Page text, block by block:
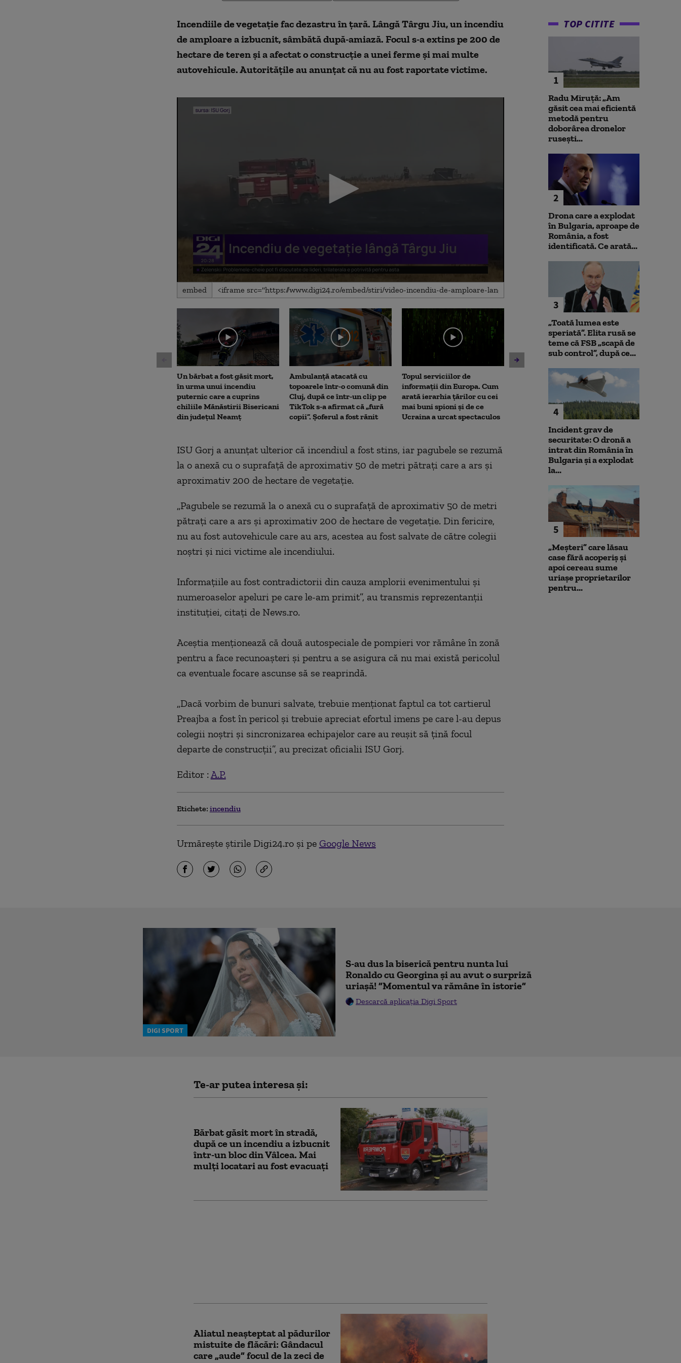
Incendiile de vegetație fac dezastru în țară. Lângă Târgu Jiu, un incendiu
de amploare a izbucnit, sâmbătă după-amiază. Focul s-a extins pe 200 de
hectare de teren şi a afectat o construcţie a unei ferme şi mai multe
autovehicule. Autorităţile au anunţat că nu au fost raportate victime.
0
seconds
52
90%
embed
Un bărbat a fost găsit mort,
în urma unui incendiu
puternic care a cuprins
chiliile Mănăstirii Bisericani
din județul Neamț
Ambulanţă atacată cu
topoarele într-o comună din
Cluj, după ce într-un clip pe
TikTok s-a afirmat că „fură
copii”. Șoferul a fost rănit
Topul serviciilor de
informații din Europa. Cum
arată ierarhia țărilor cu cei
mai buni spioni și de ce
Ucraina a urcat spectaculos
Alexandru Nazare
avertizează că „riscurile
rapoartele Fitch și Moody’s:
„Nu a fost o perioadă simplă”
centralei de la
ISU Gorj a anunţat ulterior că incendiul a fost stins, iar pagubele se rezumă
la o anexă cu o suprafaţă de aproximativ 50 de metri pătraţi care a ars şi
aproximativ 200 de hectare de vegetaţie.
„Pagubele se rezumă la o anexă cu o suprafaţă de aproximativ 50 de metri
pătraţi care a ars şi aproximativ 200 de hectare de vegetaţie. Din fericire,
nu au fost autovehicule care au ars, acestea au fost salvate de către colegii
noştri şi nici victime ale incendiului.
Informaţiile au fost contradictorii din cauza amplorii evenimentului şi
numeroaselor apeluri pe care le-am primit”, au transmis reprezentanţii
instituţiei, citați de News.ro.
Aceştia menţionează că două autospeciale de pompieri vor rămâne în zonă
pentru a face recunoaşteri şi pentru a se asigura că nu mai există pericolul
ca eventuale focare ascunse să se reaprindă.
„Dacă vorbim de bunuri salvate, trebuie menţionat faptul ca tot cartierul
Preajba a fost în pericol şi trebuie apreciat efortul imens pe care l-au depus
colegii noştri şi sincronizarea echipajelor care au reuşit să ţină focul
departe de construcţii”, au precizat oficialii ISU Gorj.
Editor : A.P.
Etichete: incendiu
Urmărește știrile Digi24.ro și pe Google News
TOP CITITE
1
Radu Miruță: „Am
găsit cea mai eficientă
metodă pentru
doborârea dronelor
rusești...
2
Drona care a explodat
în Bulgaria, aproape de
România, a fost
identificată. Ce arată...
3
„Toată lumea este
speriată”. Elita rusă se
teme că FSB „scapă de
sub control”, după ce...
4
Incident grav de
securitate: O dronă a
intrat din România în
Bulgaria şi a explodat
la...
5
„Meșteri” care lăsau
case fără acoperiș și
apoi cereau sume
uriașe proprietarilor
pentru...
DIGI SPORT
S-au dus la biserică pentru nunta lui
Ronaldo cu Georgina și au avut o surpriză
uriașă! ”Momentul va rămâne în istorie”
Descarcă aplicația Digi Sport
Te-ar putea interesa și:
Bărbat găsit mort în stradă,
după ce un incendiu a izbucnit
într-un bloc din Vâlcea. Mai
mulți locatari au fost evacuați
Aliatul neașteptat al pădurilor
mistuite de flăcări: Gândacul
care „aude” focul de la zeci de